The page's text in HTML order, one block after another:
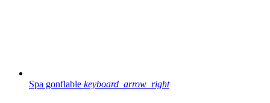
Spa gonflable keyboard_arrow_right